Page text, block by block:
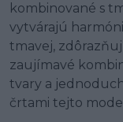
kombinované s
vytvárajú
tmavej,
zaujímavé
tvary a
črtami tejto